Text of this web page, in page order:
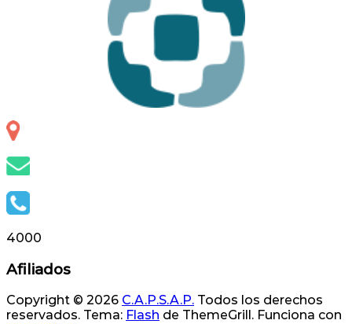
4000
Afiliados
Copyright © 2026 C.A.P.S.A.P. Todos los derechos
reservados. Tema: Flash de ThemeGrill. Funciona con